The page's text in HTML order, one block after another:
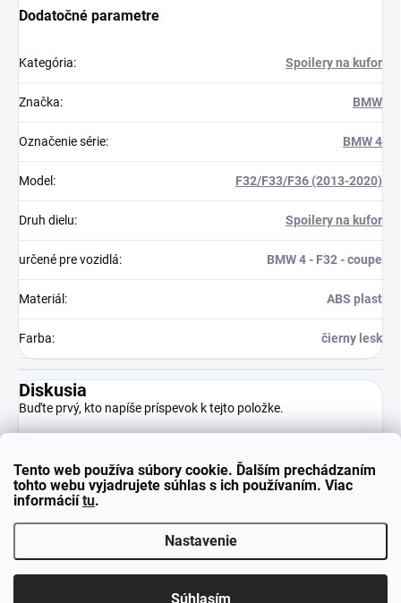
Tento web používa súbory cookie. Ďalším prechádzaním
tohto webu vyjadrujete súhlas s ich používaním. Viac
informáciítu.
Nastavenie
Súhlasím
Dodatočné parametre
Kategória: Spoilery na kufor
Značka: BMW
Označenie série: BMW 4
Model : F32/F33/F36 (2013-2020)
Druh dielu: Spoilery na kufor
určené pre vozidlá: BMW 4 - F32 - coupe
Materiál : ABS plast
Farba: čierny lesk
Diskusia
Buďte prvý, kto napíše príspevok k tejto položke.
Pridať komentár
neuparts.sk . Všetky práva vyhradené.